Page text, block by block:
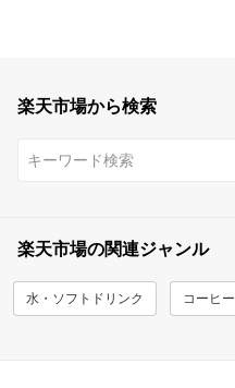
楽天市場から検索
楽天市場の関連ジャンル
水・ソフトドリンク コーヒー